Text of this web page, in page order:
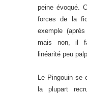
peine évoqué.
forces de la
exemple
mais non, il
linéarité peu
Le Pingouin
la plupart